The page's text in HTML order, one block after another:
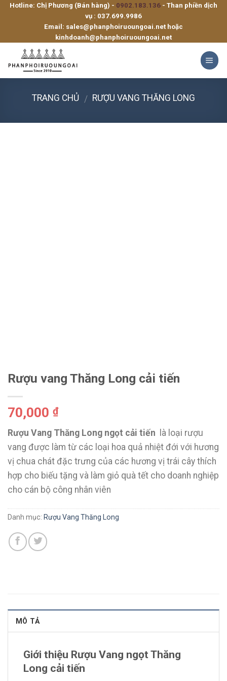
SkipHotline: Chị Phương (Bán hàng) - 0902.183.136 - Than phiền dịch
vụ : 037.699.9986
Email: sales@phanphoiruoungoai.net hoặc
kinhdoanh@phanphoiruoungoai.net
TRANG CHỦ / RƯỢU VANG THĂNG LONG
Rượu vang Thăng Long cải tiến
70,000 ₫
Rượu Vang Thăng Long ngọt cải tiến
là loại rượu
vang được làm từ các loại hoa quả nhiệt đới với hương
vị chua chát đặc trưng của các hương vị trái cây thích
hợp cho biếu tặng và làm giỏ quà tết cho doanh nghiệp
cho cán bộ công nhân viên
Danh mục: Rượu Vang Thăng Long
MÔ TẢ
Giới thiệu Rượu Vang ngọt Thăng
Long cải tiến